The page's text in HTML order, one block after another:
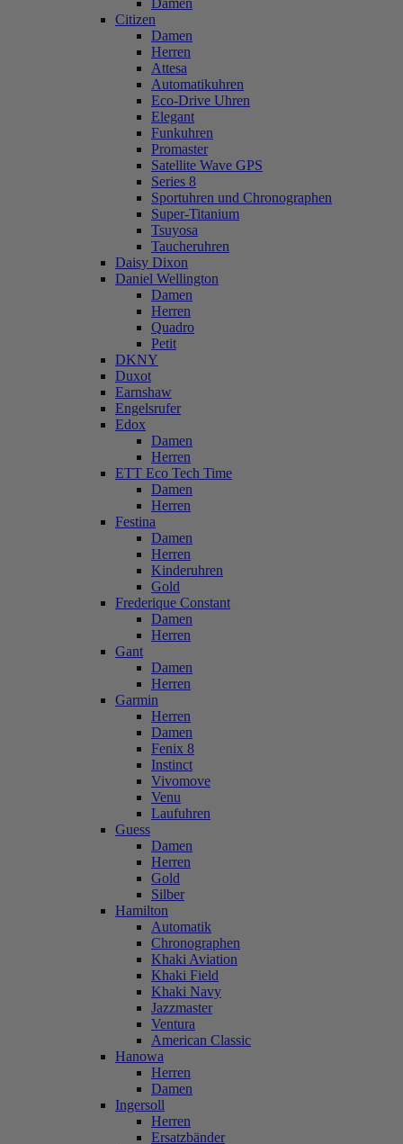
Damen
Citizen
Damen
Herren
Attesa
Automatikuhren
Eco-Drive Uhren
Elegant
Funkuhren
Promaster
Satellite Wave GPS
Series 8
Sportuhren und Chronographen
Super-Titanium
Tsuyosa
Taucheruhren
Daisy Dixon
Daniel Wellington
Damen
Herren
Quadro
Petit
DKNY
Duxot
Earnshaw
Engelsrufer
Edox
Damen
Herren
ETT Eco Tech Time
Damen
Herren
Festina
Damen
Herren
Kinderuhren
Gold
Frederique Constant
Damen
Herren
Gant
Damen
Herren
Garmin
Herren
Damen
Fenix 8
Instinct
Vivomove
Venu
Laufuhren
Guess
Damen
Herren
Gold
Silber
Hamilton
Automatik
Chronographen
Khaki Aviation
Khaki Field
Khaki Navy
Jazzmaster
Ventura
American Classic
Hanowa
Herren
Damen
Ingersoll
Herren
Ersatzbänder